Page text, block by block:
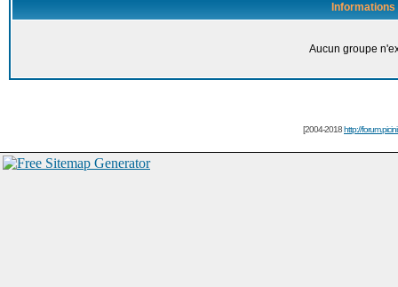
Informations
Aucun groupe
[2004-2018http://